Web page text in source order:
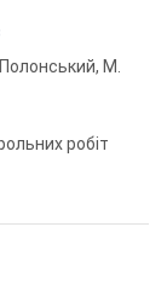
М.
робіт